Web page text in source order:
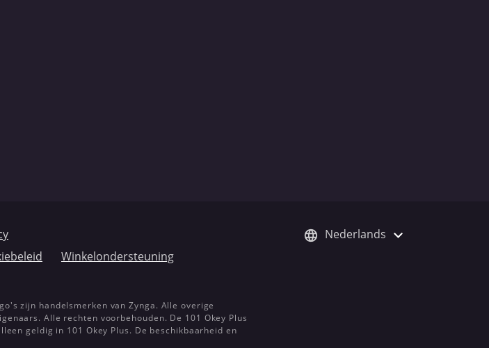
Winkelondersteuning
zijn handelsmerken van Zynga. Alle overige
Alle rechten voorbehouden. De 101 Okey Plus
geldig in 101 Okey Plus. De beschikbaarheid en
Nederlands